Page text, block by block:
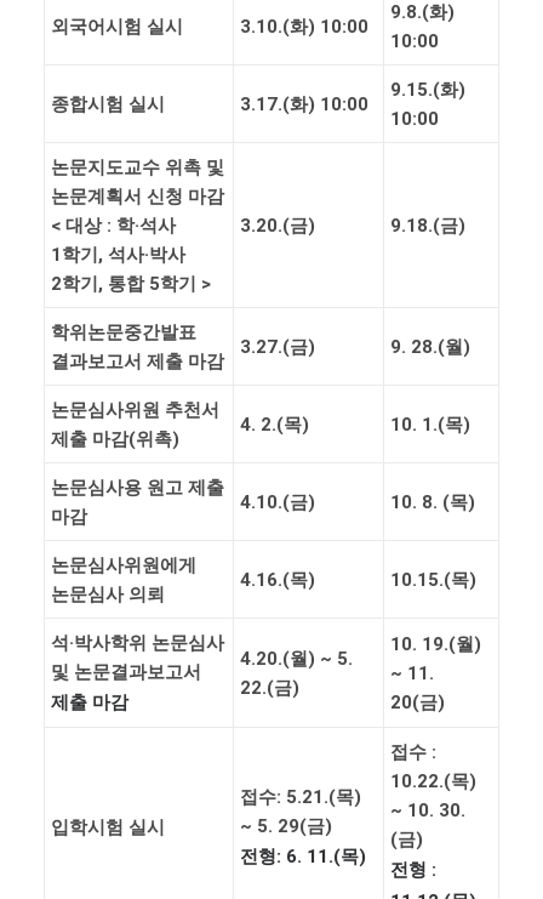
외국어시험 실시 3.10.(화) 10:00
9.8.(화)
10:00
종합시험 실시 3.17.(화) 10:00
9.15.(화)
10:00
논문지도교수 위촉 및
논문계획서 신청 마감
< 대상 : 학·석사
1 학기, 석사·박사
2학기, 통합 5학기 >
3.20.(금) 9.18.(금)
학위논문중간발표
결과보고서 제출 마감
3.27.(금) 9. 28.(월)
논문심사위원 추천서
제출 마감(위촉)
4. 2.(목) 10. 1.(목)
논문심사용 원고 제출
마감
4.10.(금) 10. 8. (목)
논문심사위원에게
논문심사 의뢰
4.16.(목) 10.15.(목)
석·박사학위 논문심사
및 논문결과보고서
제출 마감
4.20.(월) ~ 5.
22.(금)
10. 19.(월)
~ 11.
20(금)
입학시험 실시
접수: 5.21.(목)
~ 5. 29(금)
전형: 6. 11.(목)
접수 :
10.22.(목)
~ 10. 30.
(금)
전형 :